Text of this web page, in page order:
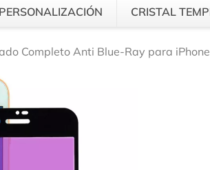
PERSONALIZACIÓN CRISTAL
Completo Anti Blue-Ray para